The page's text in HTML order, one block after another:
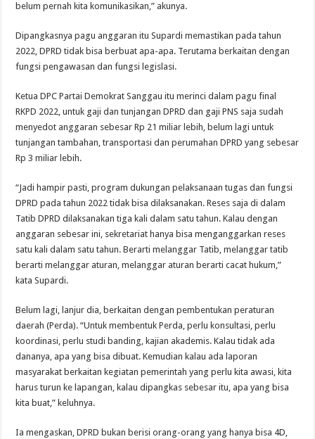
belum pernah kita komunikasikan,” akunya.
Dipangkasnya pagu anggaran itu Supardi memastikan pada tahun
2022, DPRD tidak bisa berbuat apa-apa. Terutama berkaitan dengan
fungsi pengawasan dan fungsi legislasi.
Ketua DPC Partai Demokrat Sanggau itu merinci dalam pagu final
RKPD 2022, untuk gaji dan tunjangan DPRD dan gaji PNS saja sudah
menyedot anggaran sebesar Rp 21 miliar lebih, belum lagi untuk
tunjangan tambahan, transportasi dan perumahan DPRD yang sebesar
Rp 3 miliar lebih.
“Jadi hampir pasti, program dukungan pelaksanaan tugas dan fungsi
DPRD pada tahun 2022 tidak bisa dilaksanakan. Reses saja di dalam
Tatib DPRD dilaksanakan tiga kali dalam satu tahun. Kalau dengan
anggaran sebesar ini, sekretariat hanya bisa menganggarkan reses
satu kali dalam satu tahun. Berarti melanggar Tatib, melanggar tatib
berarti melanggar aturan, melanggar aturan berarti cacat hukum,”
kata Supardi.
Belum lagi, lanjur dia, berkaitan dengan pembentukan peraturan
daerah (Perda). “Untuk membentuk Perda, perlu konsultasi, perlu
koordinasi, perlu studi banding, kajian akademis. Kalau tidak ada
dananya, apa yang bisa dibuat. Kemudian kalau ada laporan
masyarakat berkaitan kegiatan pemerintah yang perlu kita awasi, kita
harus turun ke lapangan, kalau dipangkas sebesar itu, apa yang bisa
kita buat,” keluhnya.
Ia mengaskan, DPRD bukan berisi orang-orang yang hanya bisa 4D,